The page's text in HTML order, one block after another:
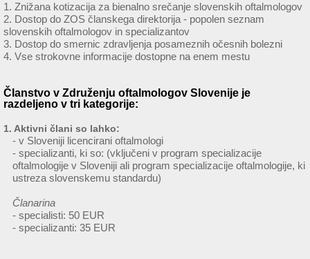
1. Znižana kotizacija za bienalno srečanje slovenskih oftalmologov
2. Dostop do ZOS članskega direktorija - popolen seznam
slovenskih oftalmologov in specializantov
3. Dostop do smernic zdravljenja posameznih očesnih bolezni
4. Vse strokovne informacije dostopne na enem mestu
Članstvo v Združenju oftalmologov Slovenije je
razdeljeno v tri kategorije:
1. Aktivni člani so lahko:
- v Sloveniji licencirani oftalmologi
- specializanti, ki so: (vključeni v program specializacije
oftalmologije v Sloveniji ali program specializacije oftalmologije, ki
ustreza slovenskemu standardu)
Članarina
- specialisti: 50 EUR
- specializanti: 35 EUR